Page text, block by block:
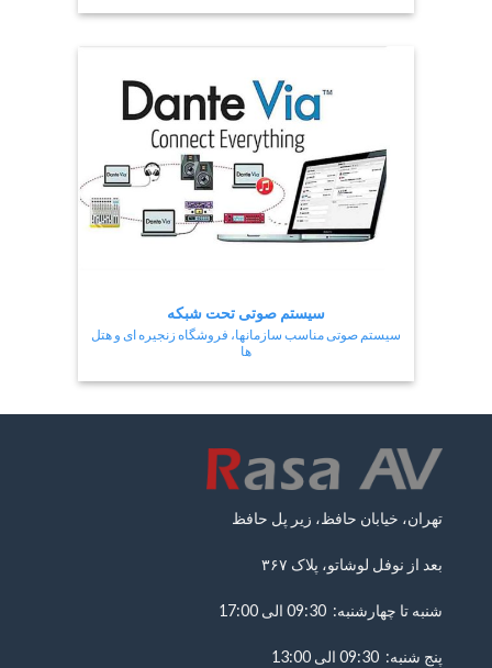
سیستم صوتی تحت شبکه
سیستم صوتی مناسب سازمانها، فروشگاه زنجیره ای و هتل
ها
تهران، خیابان حافظ، زیر پل حافظ
بعد از نوفل لوشاتو، پلاک ۳۶۷
شنبه تا چهارشنبه: 09:30 الی 17:00
پنج شنبه: 09:30 الی 13:00